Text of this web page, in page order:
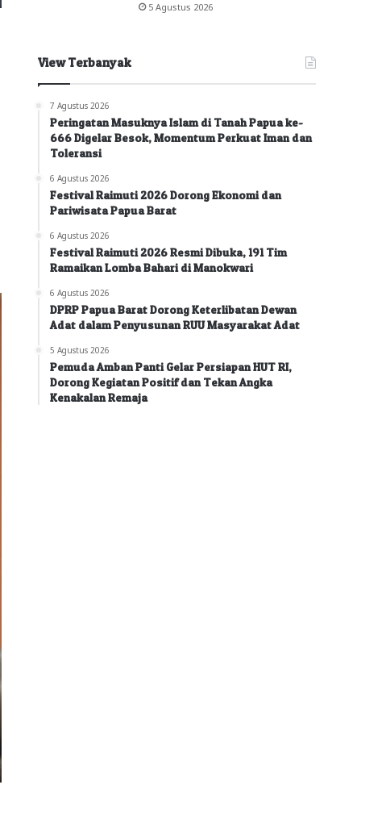
5 Agustus 2026
View Terbanyak
7 Agustus 2026
Peringatan Masuknya Islam di Tanah Papua ke-
666 Digelar Besok, Momentum Perkuat Iman dan
Toleransi
6 Agustus 2026
Festival Raimuti 2026 Dorong Ekonomi dan
Pariwisata Papua Barat
6 Agustus 2026
Festival Raimuti 2026 Resmi Dibuka, 191 Tim
Ramaikan Lomba Bahari di Manokwari
6 Agustus 2026
DPRP Papua Barat Dorong Keterlibatan Dewan
Adat dalam Penyusunan RUU Masyarakat Adat
5 Agustus 2026
Pemuda Amban Panti Gelar Persiapan HUT RI,
Dorong Kegiatan Positif dan Tekan Angka
Kenakalan Remaja